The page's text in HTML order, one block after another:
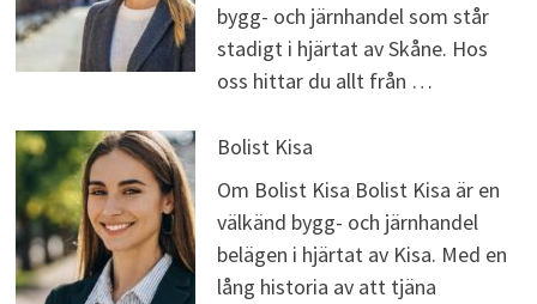
bygg- och järnhandel som står
stadigt i hjärtat av Skåne. Hos
oss hittar du allt från …
Bolist Kisa
Om Bolist Kisa Bolist Kisa är en
välkänd bygg- och järnhandel
belägen i hjärtat av Kisa. Med en
lång historia av att tjäna